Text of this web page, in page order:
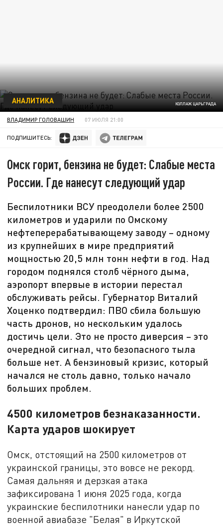
КОЛЛАЖ ЦАРЬГРАДА
АНАЛИТИКА
ВЛАДИМИР ГОЛОВАШИН 07 ИЮЛЯ 21:00
ПОДПИШИТЕСЬ:
Омск горит, бензина не будет: Слабые места
России. Где нанесут следующий удар
Беспилотники ВСУ преодолели более 2500
километров и ударили по Омскому
нефтеперерабатывающему заводу – одному
из крупнейших в мире предприятий
мощностью 20,5 млн тонн нефти в год. Над
городом поднялся столб чёрного дыма,
аэропорт впервые в истории перестал
обслуживать рейсы. Губернатор Виталий
Хоценко подтвердил: ПВО сбила большую
часть дронов, но нескольким удалось
достичь цели. Это не просто диверсия – это
очередной сигнал, что безопасного тыла
больше нет. А бензиновый кризис, который
начался не столь давно, только начало
больших проблем.
4500 километров безнаказанности.
Карта ударов шокирует
Омск, отстоящий на 2500 километров от
украинской границы, это вовсе не рекорд.
Самая дальняя и дерзкая атака
зафиксирована 1 июня 2025 года, когда
украинские беспилотники нанесли удар по
военной авиабазе "Белая" в Иркутской